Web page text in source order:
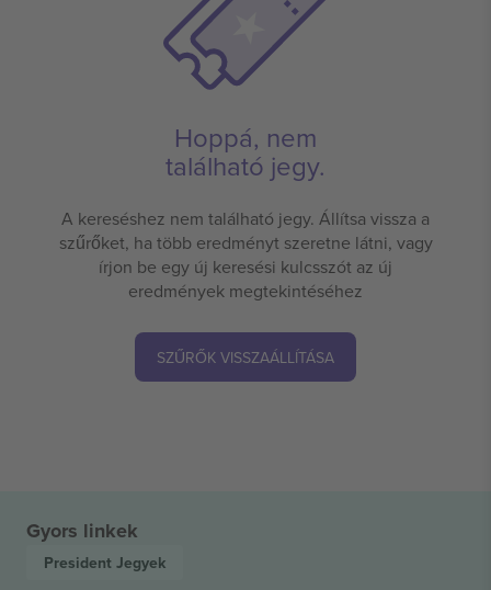
Hoppá, nem
található jegy.
A kereséshez nem található jegy. Állítsa vissza a
szűrőket, ha több eredményt szeretne látni, vagy
írjon be egy új keresési kulcsszót az új
eredmények megtekintéséhez
SZŰRŐK VISSZAÁLLÍTÁSA
Gyors linkek
President Jegyek